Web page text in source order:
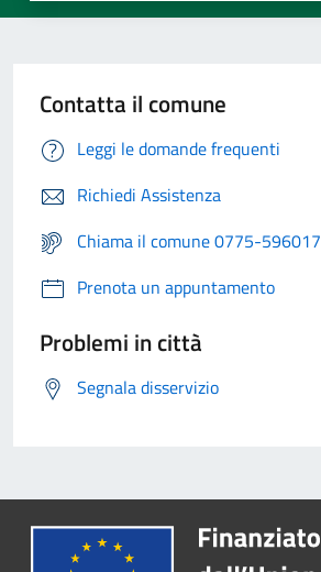
Contatta il comune
Leggi le domande frequenti
Richiedi Assistenza
Chiama il comune 0775-596017
Prenota un appuntamento
Problemi in città
Segnala disservizio